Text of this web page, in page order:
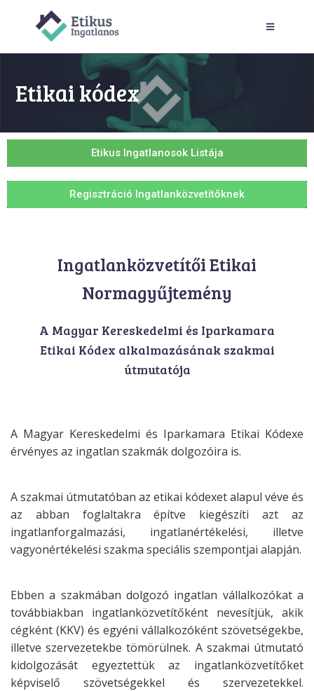
Etikai kódex
Etikus Ingatlanosok Listája
Regisztráció Ingatlanközvetítőknek
Ingatlanközvetítői Etikai
Normagyűjtemény
A Magyar Kereskedelmi és Iparkamara
Etikai Kódex alkalmazásának szakmai
útmutatója
A Magyar Kereskedelmi és Iparkamara Etikai Kódexe
érvényes az ingatlan szakmákdolgozóira is.
A szakmai útmutatóban az etikai kódexet alapul véve és
az abban foglaltakra építve kiegészíti azt az
ingatlanforgalmazási, ingatlanértékelési, illetve
vagyonértékelési szakma speciális szempontjai alapján.
Ebben a szakmában dolgozó ingatlan vállalkozókat a
továbbiakban ingatlanközvetítőként nevesítjük, akik
cégként (KKV) és egyéni vállalkozóként szövetségekbe,
illetve szervezetekbe tömörülnek. A szakmai útmutató
kidolgozását egyeztettük az ingatlanközvetítőket
képviselő szövetségekkel és szervezetekkel.